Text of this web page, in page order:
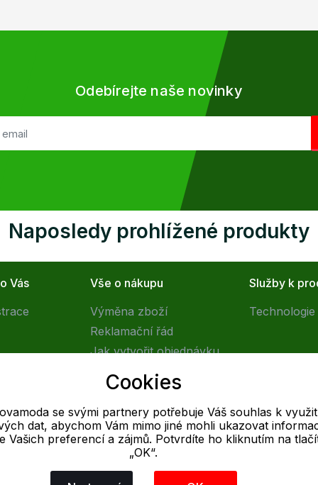
Odebírejte naše novinky
Naposledy prohlížené produkty
Vás
Vše o nákupu
Výměna zboží
Reklamační řád
Jak vytvořit objednávku
Obchodní podmínky
Doprava
Služby k
E-mail
info@outletovamoda.cz
Cookies
se svými partnery potřebuje Váš souhlas k
dat, abychom Vám mimo jiné mohli ukazovat
Vašich preferencí a zájmů. Potvrdíte ho kliknutím na
„OK“.